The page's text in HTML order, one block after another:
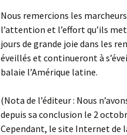
Nous remercions les
l’attention et l’effort qu’ils
jours de grande joie dans les
éveillés et continueront à
balaie l’Amérique latine.
(Nota de l’éditeur : Nous
depuis sa conclusion le 2
Cependant, le site Internet de